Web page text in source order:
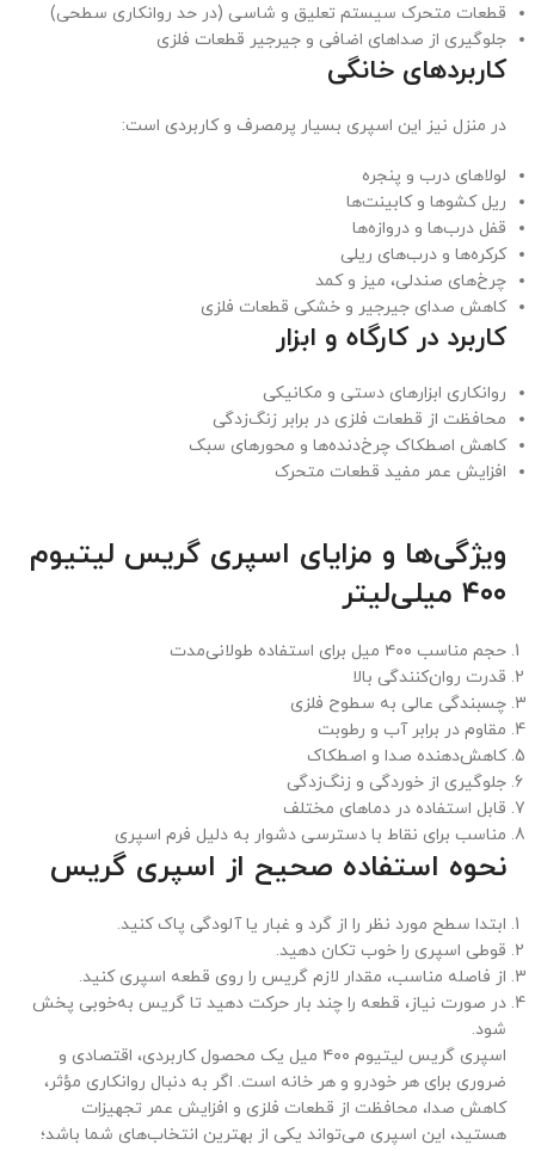
قطعات متحرک سیستم تعلیق و شاسی (در حد روانکاری سطحی)
جلوگیری از صداهای اضافی و جیرجیر قطعات فلزی
کاربردهای خانگی
در منزل نیز این اسپری بسیار پرمصرف و کاربردی است:
لولاهای درب و پنجره
ریل کشوها و کابینت‌ها
قفل درب‌ها و دروازه‌ها
کرکره‌ها و درب‌های ریلی
چرخ‌های صندلی، میز و کمد
کاهش صدای جیرجیر و خشکی قطعات فلزی
کاربرد در کارگاه و ابزار
روانکاری ابزارهای دستی و مکانیکی
محافظت از قطعات فلزی در برابر زنگ‌زدگی
کاهش اصطکاک چرخ‌دنده‌ها و محورهای سبک
افزایش عمر مفید قطعات متحرک
ویژگی‌ها و مزایای اسپری گریس لیتیوم
۴۰۰ میلی‌لیتر
حجم مناسب ۴۰۰ میل برای استفاده طولانی‌مدت
قدرت روان‌کنندگی بالا
چسبندگی عالی به سطوح فلزی
مقاوم در برابر آب و رطوبت
کاهش‌دهنده صدا و اصطکاک
جلوگیری از خوردگی و زنگ‌زدگی
قابل استفاده در دماهای مختلف
مناسب برای نقاط با دسترسی دشوار به دلیل فرم اسپری
نحوه استفاده صحیح از اسپری گریس
ابتدا سطح مورد نظر را از گرد و غبار یا آلودگی پاک کنید.
قوطی اسپری را خوب تکان دهید.
از فاصله مناسب، مقدار لازم گریس را روی قطعه اسپری کنید.
در صورت نیاز، قطعه را چند بار حرکت دهید تا گریس به‌خوبی پخش
شود.
اسپری گریس لیتیوم ۴۰۰ میل یک محصول کاربردی، اقتصادی و
ضروری برای هر خودرو و هر خانه است. اگر به دنبال روانکاری مؤثر،
کاهش صدا، محافظت از قطعات فلزی و افزایش عمر تجهیزات
هستید، این اسپری می‌تواند یکی از بهترین انتخاب‌های شما باشد؛